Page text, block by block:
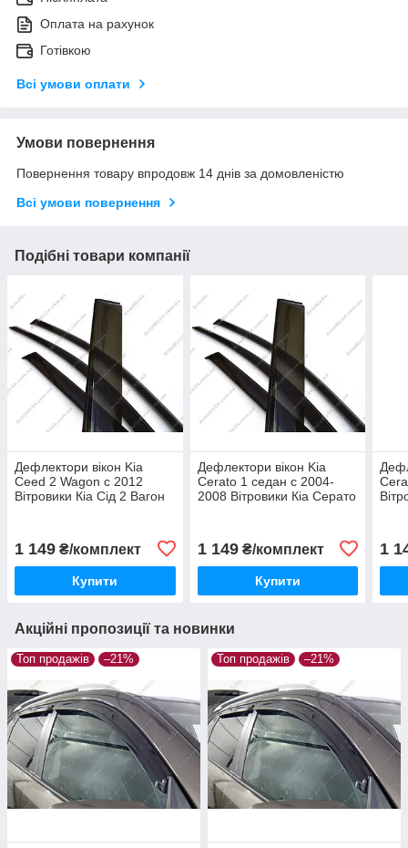
Оплата на рахунок
Готівкою
Всі умови оплати
Умови повернення
Повернення товару впродовж 14 днів за домовленістю
Всі умови повернення
Подібні товари компанії
Дефлектори вікон Kia
Ceed 2 Wagon с 2012
Вітровики Кіа Сід 2 Вагон
1 149 ₴/комплект
Купити
Дефлектори вікон Kia
Cerato 1 седан с 2004-
2008 Вітровики Кіа Серато
1 149₴/комплект
Купити
1
Акційні пропозиції та новинки
Топ продажів –21% Топ продажів –21%